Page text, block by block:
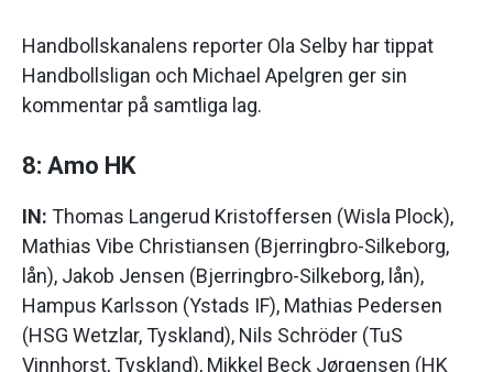
Handbollskanalens reporter Ola Selby har tippat
Handbollsligan och Michael Apelgren ger sin
kommentar på samtliga lag.
8: Amo HK
IN: Thomas Langerud Kristoffersen (Wisla Plock),
Mathias Vibe Christiansen (Bjerringbro-Silkeborg,
lån), Jakob Jensen (Bjerringbro-Silkeborg, lån),
Hampus Karlsson (Ystads IF), Mathias Pedersen
(HSG Wetzlar, Tyskland), Nils Schröder (TuS
Vinnhorst, Tyskland), Mikkel Beck Jørgensen (HK